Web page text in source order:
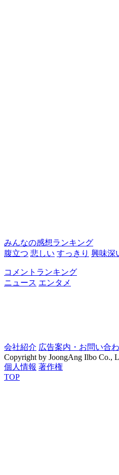
みんなの感想ランキング
腹立つ 悲しい すっきり 興味深
コメントランキング
ニュース エンタメ
会社紹介 広告案内・お問い合
Copyright by JoongAng Ilbo Co.,
個人情報 著作権
TOP